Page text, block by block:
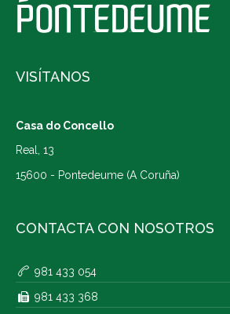
VISÍTANOS
Casa do Concello
Real, 13
15600 - Pontedeume (A Coruña)
CONTACTA CON NOSOTROS
981 433 054
981 433 368